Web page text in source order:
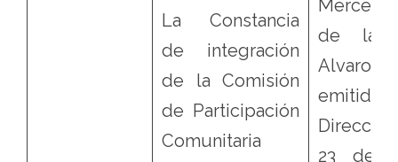
La Constancia
de integración
de la Comisión
de Participación
Comunitaria
Merced
de la
Alvaro
23 del